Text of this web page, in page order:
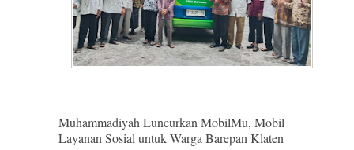
Muhammadiyah Luncurkan MobilMu, Mobil
Layanan Sosial untuk Warga Barepan Klaten